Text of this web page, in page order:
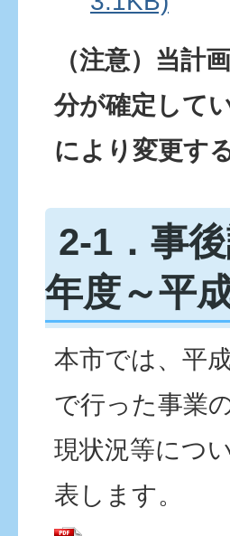
（注意）当計
分が確定して
により変更す
2-1．事
年度～平
本市では、平
で行った事業
現状況等につ
表します。